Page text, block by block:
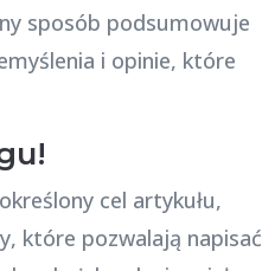
sposób podsumowuje
i opinie, które
cel artykułu,
które pozwalają napisać